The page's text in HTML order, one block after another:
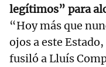
legítimos” para
“Hoy más que
ojos a este
fusiló a Lluís